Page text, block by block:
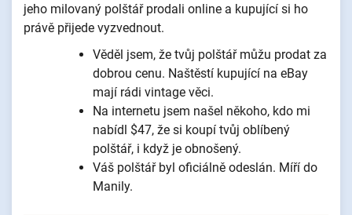
jeho milovaný polštář prodali online a kupující si ho
právě přijede vyzvednout.
Věděl jsem, že tvůj polštář můžu prodat za
dobrou cenu. Naštěstí kupující na eBay
mají rádi vintage věci.
Na internetu jsem našel někoho, kdo mi
nabídl $47, že si koupí tvůj oblíbený
polštář, i když je obnošený.
Váš polštář byl oficiálně odeslán. Míří do
Manily.